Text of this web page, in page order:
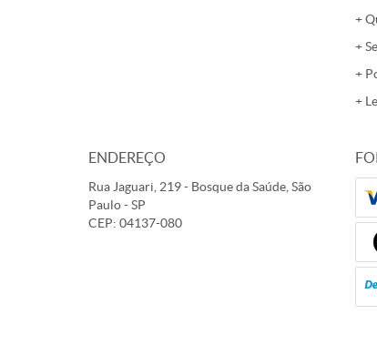
ENDEREÇO
Rua Jaguari, 219- Bosque da Saúde, São
Paulo-SP
CEP: 04137-080